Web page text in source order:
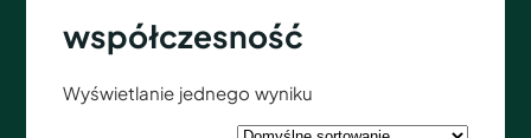
współczesność
Wyświetlanie jednego wyniku